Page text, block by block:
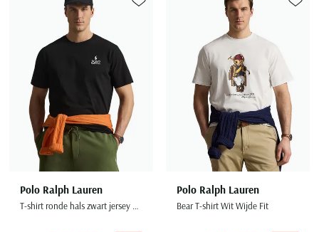
Polo Ralph Lauren
T-shirt ronde hals zwart jersey Big & Tall
Toevoegen aan favorieten
Polo Ralph Lauren
Bear T-shirt Wit Wijde Fit